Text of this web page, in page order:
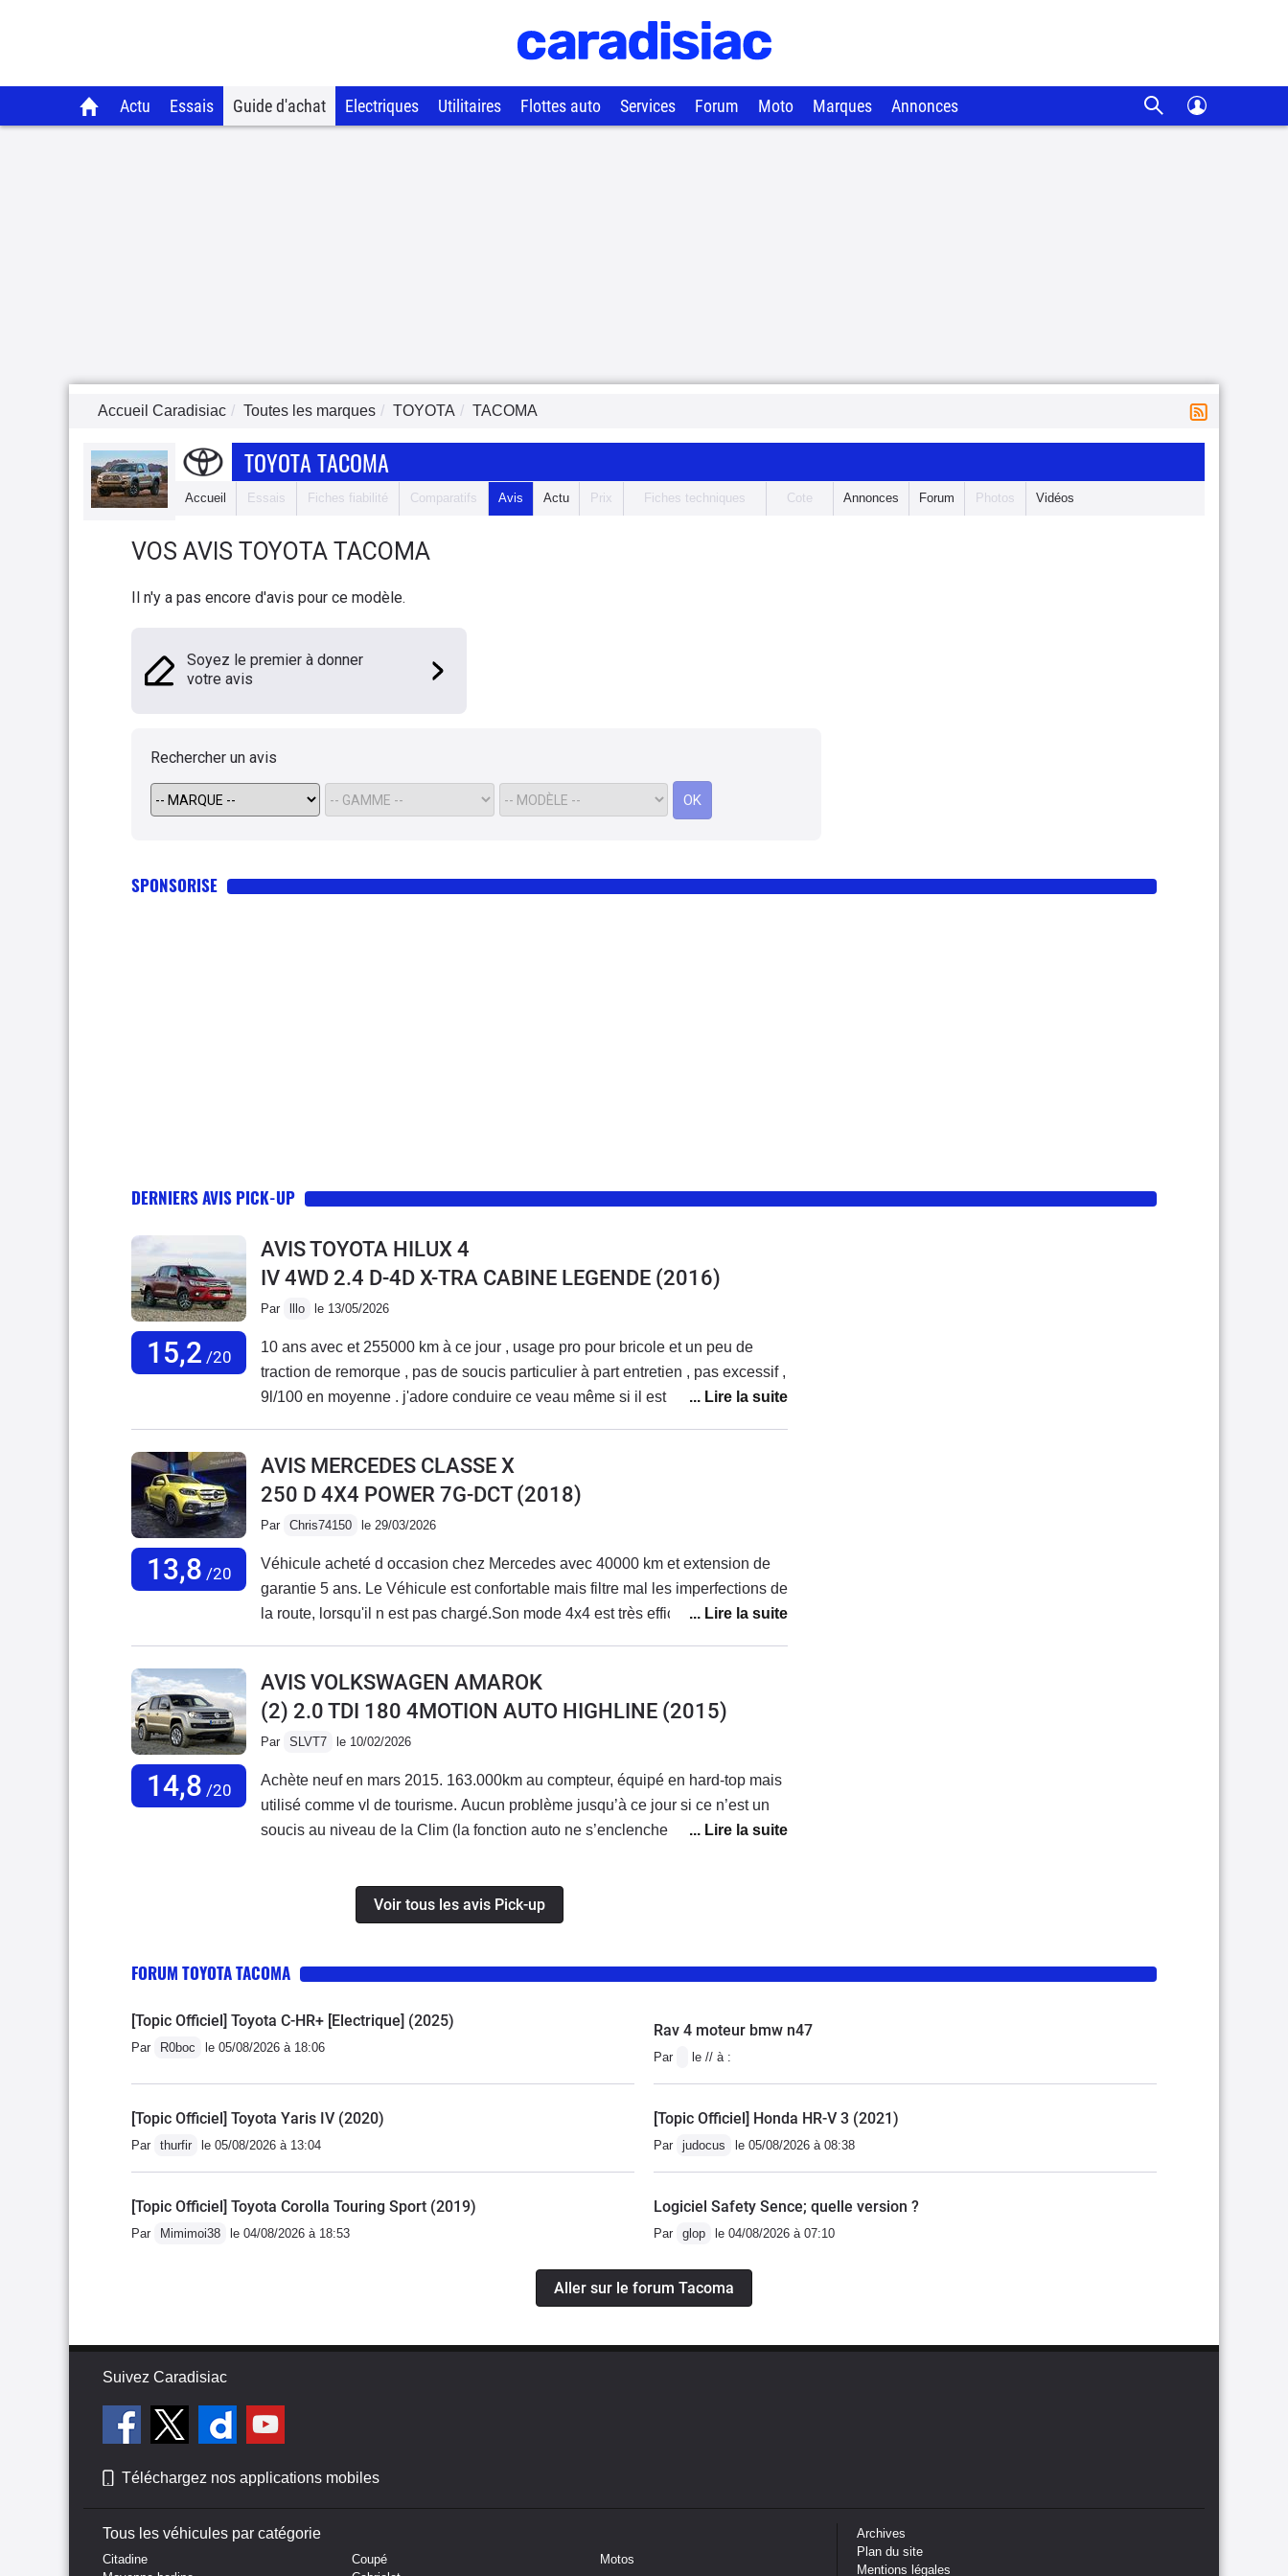
Actu Essais Guide d'achat Electriques Utilitaires Flottes auto Services Forum Moto Marques Annonces
Accueil Caradisiac Toutes les marques TOYOTA TACOMA
TOYOTA TACOMA
Accueil Essais Fiches fiabilité Comparatifs Avis Actu Prix Fiches techniques Cote Annonces Forum Photos Vidéos
VOS AVIS TOYOTA TACOMA
Il n'y a pas encore d'avis pour ce modèle.
Soyez le premier à donner
votre avis
Rechercher un avis
OK
SPONSORISE
DERNIERS AVIS PICK-UP
15,2 /20
AVIS TOYOTA HILUX 4
IV 4WD 2.4 D-4D X-TRA CABINE LEGENDE (2016)
Par lllo le 13/05/2026
10 ans avec et 255000 km à ce jour , usage pro pour bricole et un peu de
traction de remorque , pas de soucis particulier à part entretien , pas excessif ,
9l/100 en moyenne . j'adore conduire ce veau même si il est un peu chiant sur
cul à vide , et sous la pluie c'est funky ... .sono très correcte pour un utilitaire ,
siège conducteur pourri sur les 2 hilux que j'ai possédé , assises arrières un
peu ridicules mais pour la caisse à outils c'est le luxe . super polyvalent , c'est
13,8 /20
AVIS MERCEDES CLASSE X
250 D 4X4 POWER 7G-DCT(2018)
Par Chris74150 le 29/03/2026
Véhicule acheté d occasion chez Mercedes avec 40000 km et extension de
garantie 5 ans. Le Véhicule est confortable mais filtre mal les imperfections de
la route, lorsqu'il n est pas chargé.Son mode 4x4 est très efficace sur terrain
14,8 /20
AVIS VOLKSWAGEN AMAROK
(2) 2.0 TDI 180 4MOTION AUTO HIGHLINE (2015)
Par SLVT7 le 10/02/2026
Achète neuf en mars 2015. 163.000km au compteur, équipé en hard-top mais
utilisé comme vl de tourisme. Aucun problème jusqu’à ce jour si ce n’est un
soucis au niveau de la Clim (la fonction auto ne s’enclenche pas
hiver avec 4 pneus neige. La finition est quelque peu sommaire mais les
de les faire polir chez un professionnel. Très satisfait de mon achat.
Voir tous les avis Pick-up
FORUM TOYOTA TACOMA
[Topic Officiel] Toyota C-HR+ [Electrique] (2025)
Par R0boc le 05/08/2026 à 18:06
Rav 4 moteur bmw n47
Par le // à :
[Topic Officiel] Toyota Yaris IV (2020)
Par thurfir le 05/08/2026 à 13:04
[Topic Officiel] Honda HR-V 3 (2021)
Par judocus le 05/08/2026 à 08:38
[Topic Officiel] Toyota Corolla Touring Sport (2019)
Par Mimimoi38 le 04/08/2026 à 18:53
Logiciel Safety Sence; quelle version ?
Par glop le 04/08/2026 à 07:10
Aller sur le forum Tacoma
Suivez Caradisiac
Téléchargez nos applications mobiles
Tous les véhicules par catégorie
Citadine
Coupé
Motos
Archives
Plan du site
Mentions légales